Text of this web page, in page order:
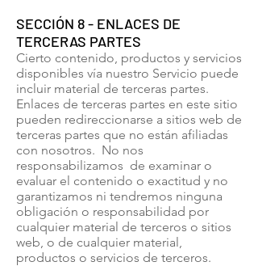
SECCIÓN 8 - ENLACES DE
TERCERAS PARTES
Cierto contenido, productos y servicios
disponibles vía nuestro Servicio puede
incluir material de terceras partes.
Enlaces de terceras partes en este sitio
pueden redireccionarse a sitios web de
terceras partes que no están afiliadas
con nosotros. No nos
responsabilizamos de examinar o
evaluar el contenido o exactitud y no
garantizamos ni tendremos ninguna
obligación o responsabilidad por
cualquier material de terceros o sitios
web, o de cualquier material,
productos o servicios de terceros.